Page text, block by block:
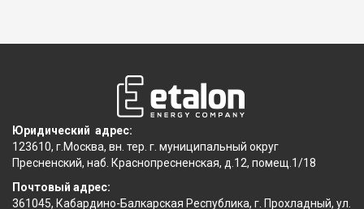
Юридический адрес:
123610, г.Москва, вн. тер. г. муниципальный округ
Пресненский, наб. Краснопресненская, д.12, помещ.1/18
Почтовый адрес:
361045, Кабардино-Балкарская Республика, г. Прохладный, ул.